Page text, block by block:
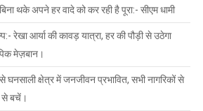
थके अपने हर वादे को कर रही है पूरा:- सीएम धामी
आर्या की कावड़ यात्रा, हर की पौड़ी से उठेगा
मेज़बान।
घनसाली क्षेत्र में जनजीवन प्रभावित, सभी नागरिकों से
से बचें।